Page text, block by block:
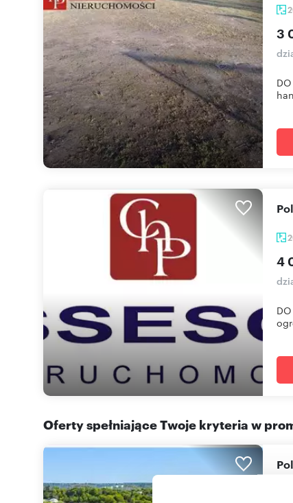
3
4
Oferty spełniające Twoje kryteria w